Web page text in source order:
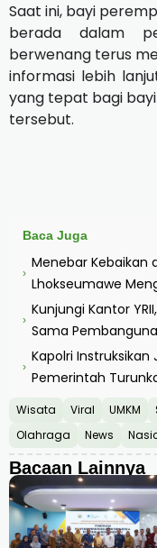
Saat ini, bayi
berada dalam
berwenang terus
informasi lebih
yang tepat bagi bayi
tersebut.
Baca Juga
›
Menebar Kebaikan
Lhokseumawe
›
Kunjungi Kantor
Sama
›
Kapolri
Pemerintah
Wisata Viral UMKM
Olahraga
News
Bacaan Lainnya